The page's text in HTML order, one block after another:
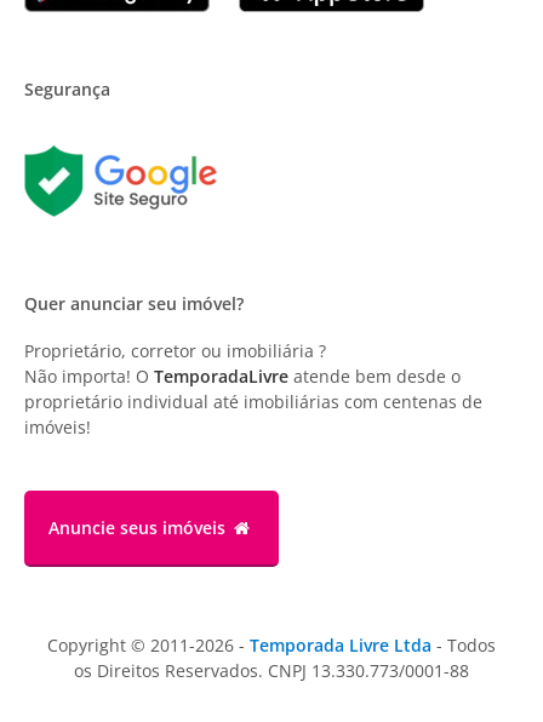
Segurança
Quer anunciar seu imóvel?
Proprietário, corretor ou imobiliária ?
Não importa! O TemporadaLivre atende bem desde o
proprietário individual até imobiliárias com centenas de
imóveis!
Anuncie seus imóveis
Copyright © 2011-2026 - Temporada Livre Ltda - Todos
os Direitos Reservados. CNPJ 13.330.773/0001-88